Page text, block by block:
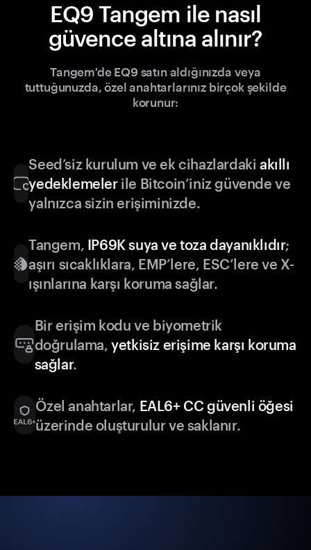
EQ9 Tangem ile nasıl
güvence altına alınır?
Tangem'de EQ9 satın aldığınızda veya
tuttuğunuzda, özel anahtarlarınız birçok şekilde
korunur:
Seed’siz kurulum ve ek cihazlardakiakıllı
yedeklemelerile Bitcoin’iniz güvende ve
yalnızca sizin erişiminizde.
Tangem, IP69K suya ve toza dayanıklıdır;
aşırı sıcaklıklara, EMP’lere, ESC’lere ve X-
ışınlarına karşı koruma sağlar.
Bir erişim kodu ve biyometrik
doğrulama,yetkisiz erişime karşı koruma
sağlar.
Özel anahtarlar, EAL6+ CC güvenli öğesi
üzerinde oluşturulur ve saklanır.